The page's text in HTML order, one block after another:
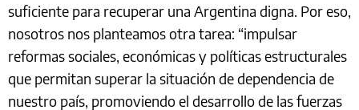
suficiente para recuperar una Argentina digna. Por eso,
nosotros nos planteamos otra tarea: “impulsar
reformas sociales, económicas y políticas estructurales
que permitan superar la situación de dependencia de
nuestro país, promoviendo el desarrollo de las fuerzas